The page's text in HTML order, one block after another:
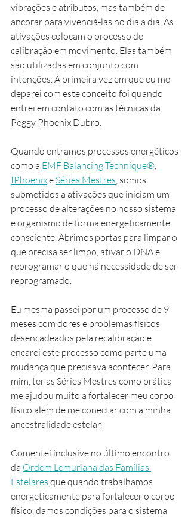
vibrações e atributos, mas também de
ancorar para vivenciá-las no dia a dia. As
ativações colocam o processo de
calibração em movimento. Elas também
são utilizadas em conjunto com
intenções. A primeira vez em que eu me
deparei com este conceito foi quando
entrei em contato com as técnicas da
Peggy Phoenix Dubro.
Quando entramos processos energéticos
como a EMF Balancing Technique®
IPhoenix e Séries Mestres , somos
submetidos a ativações que iniciam um
processo de alterações no nosso sistema
e organismo de forma energeticamente
consciente. Abrimos portas para limpar o
que precisa ser limpo, ativar o DNA e
reprogramar o que há necessidade de ser
reprogramado.
Eu mesma passei por um processo de 9
meses com dores e problemas físicos
desencadeados pela recalibração e
encarei este processo como parte uma
mudança que precisava acontecer. Para
mim, ter as Séries Mestres como prática
me ajudou muito a fortalecer meu corpo
físico além de me conectar com a minha
ancestralidade estelar.
Comentei inclusive no último encontro
da Ordem Lemuriana das Famílias
Estelares que quando trabalhamos
energeticamente para fortalecer o corpo
físico, damos condições para o sistema